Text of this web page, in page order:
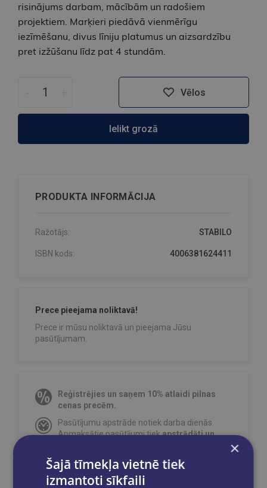
risinājums darbam, mācībām un radošiem
projektiem. Marķieri piedāvā vienmērīgu
iezīmēšanu, divus līniju platumus un aizsardzību
pret izžūšanu līdz pat 4 stundām.
Vēlos
Ielikt grozā
PRODUKTA INFORMĀCIJA
Ražotājs: STABILO
ISBN kods: 4006381624411
Prece pieejama noliktavā!
Prece ir mūsu noliktavā un pieejama Jūsu
pasūtījumam.
Reģistrējies un saņem 10% atlaidi pilnas
cenas precēm.
Pasūtījumu apstrāde notiek darba dienās.
Apmaksātie pasūtījumi tiekapstrādāti un
Bezmaksas piegādeuz OMNIVA
pakomātiem Latvijā
pasūtījumiem no €40.00.
×
Šajā tīmekļa vietnē tiek
izmantoti sīkfaili